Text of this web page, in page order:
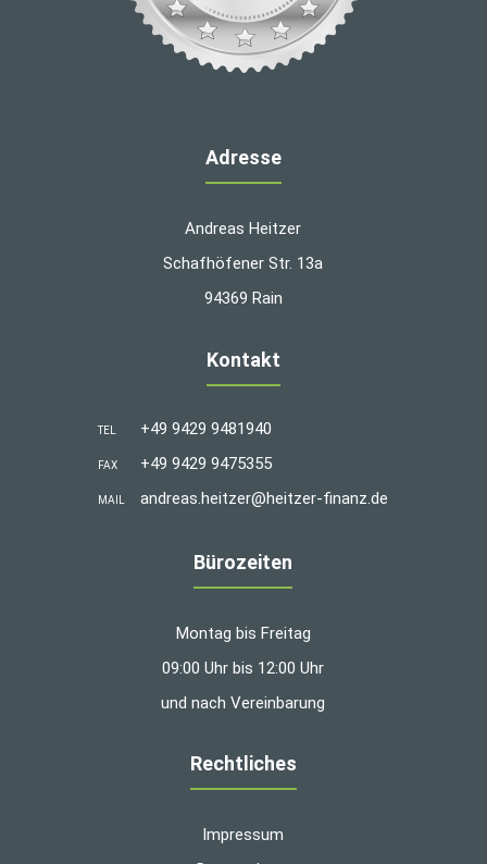
Adresse
Andreas Heitzer
Schafhöfener Str. 13a
94369 Rain
Kontakt
TEL +49 9429 9481940
FAX +49 9429 9475355
MAIL andreas.heitzer@heitzer-finanz.de
Bürozeiten
Montag bis Freitag
09:00 Uhr bis 12:00 Uhr
und nach Vereinbarung
Rechtliches
Impressum